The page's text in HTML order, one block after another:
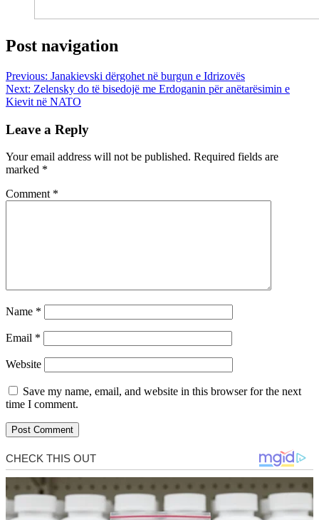
Post navigation
Previous: Janakievski dërgohet në burgun e Idrizovës
Next: Zelensky do të bisedojë me Erdoganin për anëtarësimin e
Kievit në NATO
Leave a Reply
Your email address will not be published. Required fields are
marked *
Comment *
Name *
Email *
Website
Save my name, email, and website in this browser for the next
time I comment.